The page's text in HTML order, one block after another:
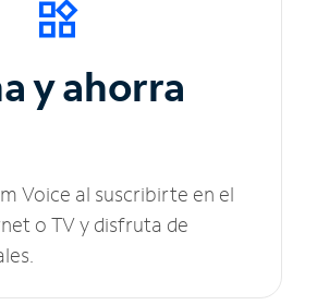
y ahorra
Voice al suscribirte en el
o TV y disfruta de